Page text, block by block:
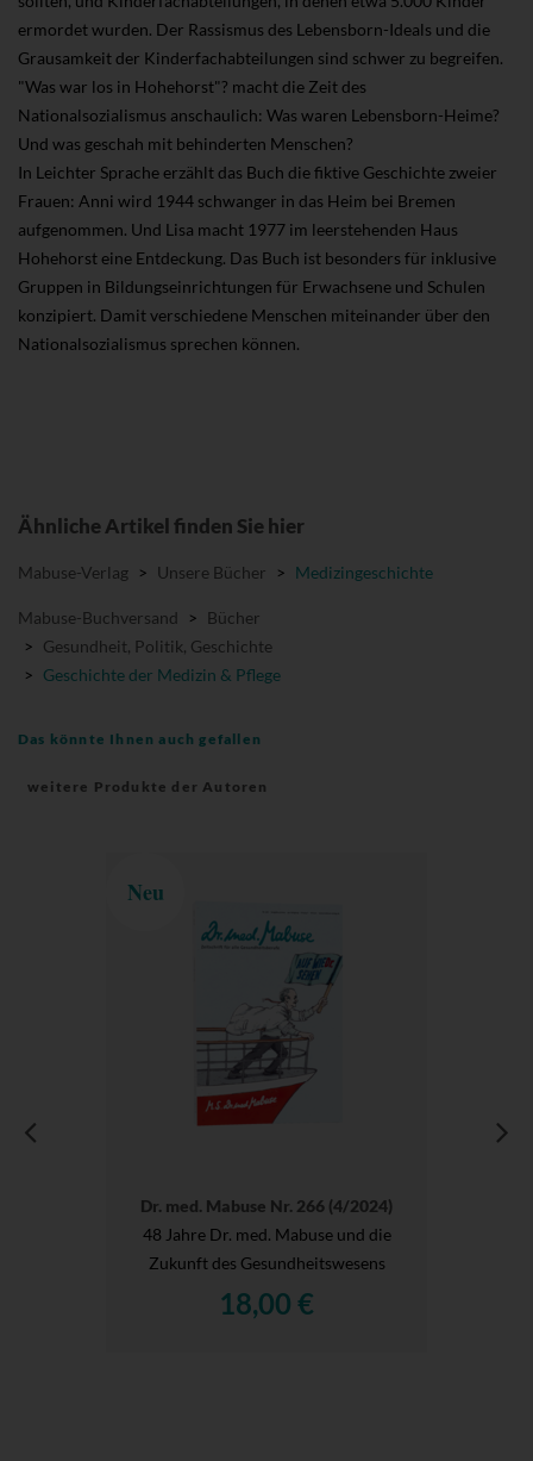
ermordet wurden. Der Rassismus des Lebensborn-Ideals und die
Grausamkeit der Kinderfachabteilungen sind schwer zu begreifen.
"Was war los in Hohehorst"? macht die Zeit des
Nationalsozialismus anschaulich: Was waren Lebensborn-Heime?
Und was geschah mit behinderten Menschen?
In Leichter Sprache erzählt das Buch die fiktive Geschichte zweier
Frauen: Anni wird 1944 schwanger in das Heim bei Bremen
aufgenommen. Und Lisa macht 1977 im leerstehenden Haus
Hohehorst eine Entdeckung. Das Buch ist besonders für inklusive
Gruppen in Bildungseinrichtungen für Erwachsene und Schulen
konzipiert. Damit verschiedene Menschen miteinander über den
Nationalsozialismus sprechen können.
Ähnliche Artikel finden Sie hier
Mabuse-Verlag > Unsere Bücher > Medizingeschichte
Mabuse-Buchversand > Bücher
> Gesundheit, Politik, Geschichte
> Geschichte der Medizin & Pflege
Das könnte Ihnen auch gefallen
weitere Produkte der Autoren
Neu
Dr. med. Mabuse Nr. 266 (4/2024)
48 Jahre Dr. med. Mabuse und die
Zukunft des Gesundheitswesens
18,00 €